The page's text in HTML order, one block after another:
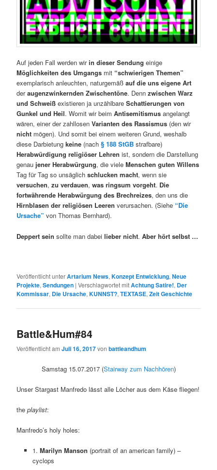
Auf jeden Fall werden wirin dieser Sendung einige
Möglichkeiten des Umgangs mit “schwierigen Themen”
exemplarisch anleuchten, naturgemäßauf die uns eigene Art
deraugenzwinkernden Zwischentöne. Dennzwischen Warz
und Schweiß existieren ja unzählbareSchattierungen von
Gunkel und Heil. Womit wir beimAntisemitismus angelangt
wären, einer der zahllosenVarianten des Rassismus (den wir
nicht mögen). Und somit bei einem weiteren Grund, weshalb
diese Darbietungkeine (nach§ 188 StGB strafbare)
Herabwürdigung religiöser Lehren ist, sondern die Darstellung
genau jener Herabwürgung, die vieleMenschen guten Willens
Tag für Tag so unsäglichschlucken macht, wenn sie
versuchen,zu verdauen,was ringsum vorgeht. Die
fortwährende Herabwürgung des Brechreizes, den uns die
Hirnblasen der religiösen Leeren verursachen. (Siehe “Die
Ursache” von Thomas Bernhard).
Deppert sein sollte man dabeilieber nicht.Aber hört selbst …
Veröffentlicht unterArtarium News,Konzept Entwicklung,Neue
Projekte,Sendungen |Verschlagwortet mitAchtung Satire!, Der
Kommissar, Die Ursache,KUNNST?,TEXTASE,Zeit Geschichte
Battle&Hum#84
Veröffentlicht amJuli 16, 2017vonbattleandhum
Samstag 15.07.2017 (Stairway zum Nachhören)
Unser Stargast Manfredo lässt alle Löcher aus dem Käse fliegen!
theplaylist:
Manfredo’s holy holes:
1. Marilyn Manson (portrait of an american family) –
cyclops